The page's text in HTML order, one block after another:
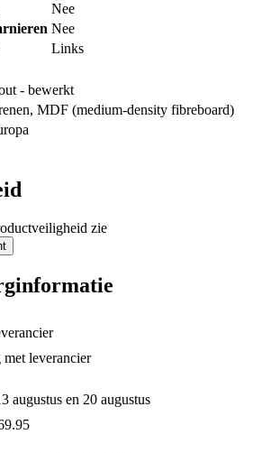
Nee
Nee
Links
- bewerkt
, MDF (medium-density fibreboard)
zie
leverancier
augustus en 20 augustus